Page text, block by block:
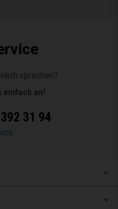
sprechen?
einfach an!
31 94